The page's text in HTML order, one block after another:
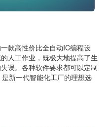
款高性价比全自动IC编程设
人工作业，既极大地提高了生
误。各种软件要求都可以定制
新一代智能化工厂的理想选